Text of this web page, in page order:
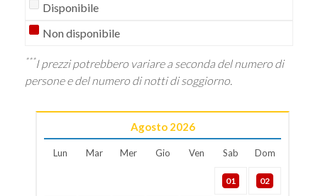
Disponibile
Non disponibile
***I prezzi potrebbero variare a seconda del numero di
persone e del numero di notti di soggiorno.
Agosto 2026
Lun Mar Mer Gio Ven Sab Dom
01 02